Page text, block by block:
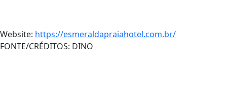
Website: https://esmeraldapraiahotel.com.br/
FONTE/CRÉDITOS: DINO